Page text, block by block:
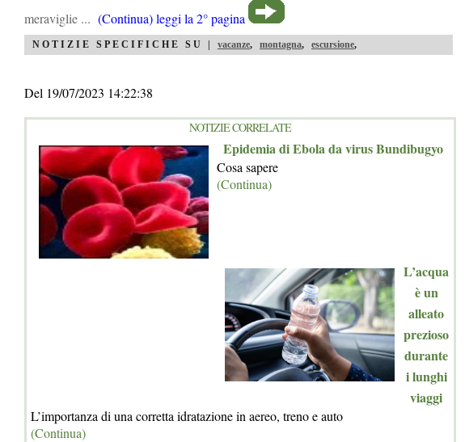
meraviglie ... (Continua) leggi la 2° pagina
NOTIZIE SPECIFICHE SU | vacanze, montagna, escursione,
Del 19/07/2023 14:22:38
NOTIZIE CORRELATE
Epidemia di Ebola da virus Bundibugyo
Cosa sapere
(Continua)
L’acqua
è un
alleato
prezioso
durante
i lunghi
viaggi
L’importanza di una corretta idratazione in aereo, treno e auto
(Continua)